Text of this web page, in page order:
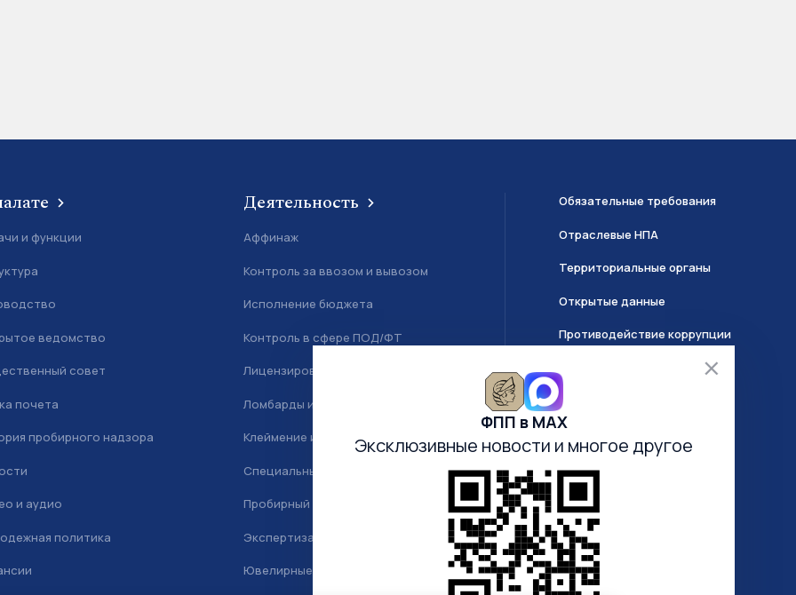
и функции
ведомство
совет
почета
пробирного надзора
и аудио
политика
Деятельность
Аффинаж
Контроль за ввозом и вывозом
Исполнение бюджета
Контроль в сфере ПОД/ФТ
Лицензирование
Ломбарды и скупка
Клеймение и маркировка
Специальный учет
Пробирный надзор
Экспертиза
Ювелирные камни
Обязательные требования
Отраслевые НПА
Территориальные органы
Открытые данные
Противодействие коррупции
О системе ГИИС ДМДК
Анкетирование
Электронная очередь
ФПП в МАХ
Эксклюзивные новости и многое другое